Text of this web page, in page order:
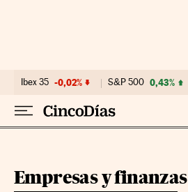
Ibex 35 -0,02% S&P 500 0,43%
Empresas y finanzas